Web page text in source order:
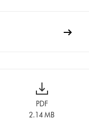
PDF
2.14 MB